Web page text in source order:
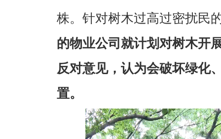
株。针对树木过高过密扰民
的物业公司就计划对树木开
反对意见，认为会破坏绿化
置。